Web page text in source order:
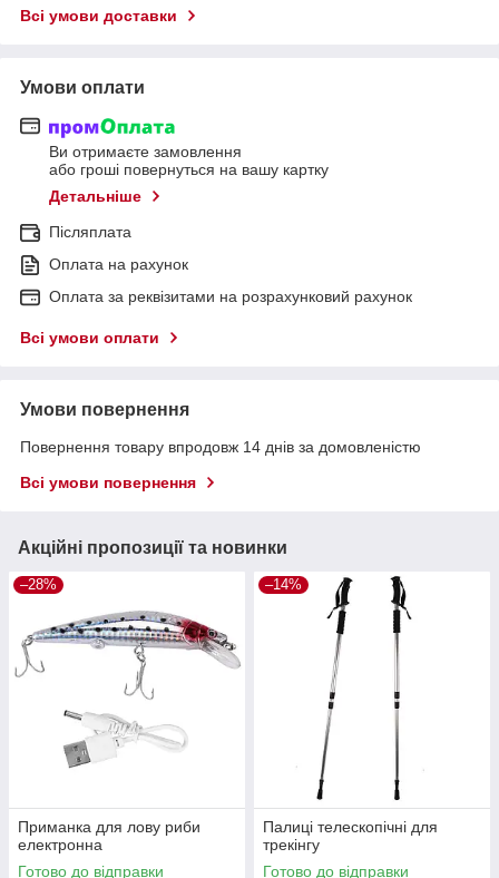
Всі умови доставки
Умови оплати
Ви отримаєте замовлення
або гроші повернуться на вашу картку
Детальніше
Післяплата
Оплата на рахунок
Оплата за реквізитами на розрахунковий рахунок
Всі умови оплати
Умови повернення
Повернення товару впродовж 14 днів за домовленістю
Всі умови повернення
Акційні пропозиції та новинки
–28%
Приманка для лову риби
електронна
Готово до відправки
–14%
Палиці телескопічні для
трекiнгу
Готово до відправки